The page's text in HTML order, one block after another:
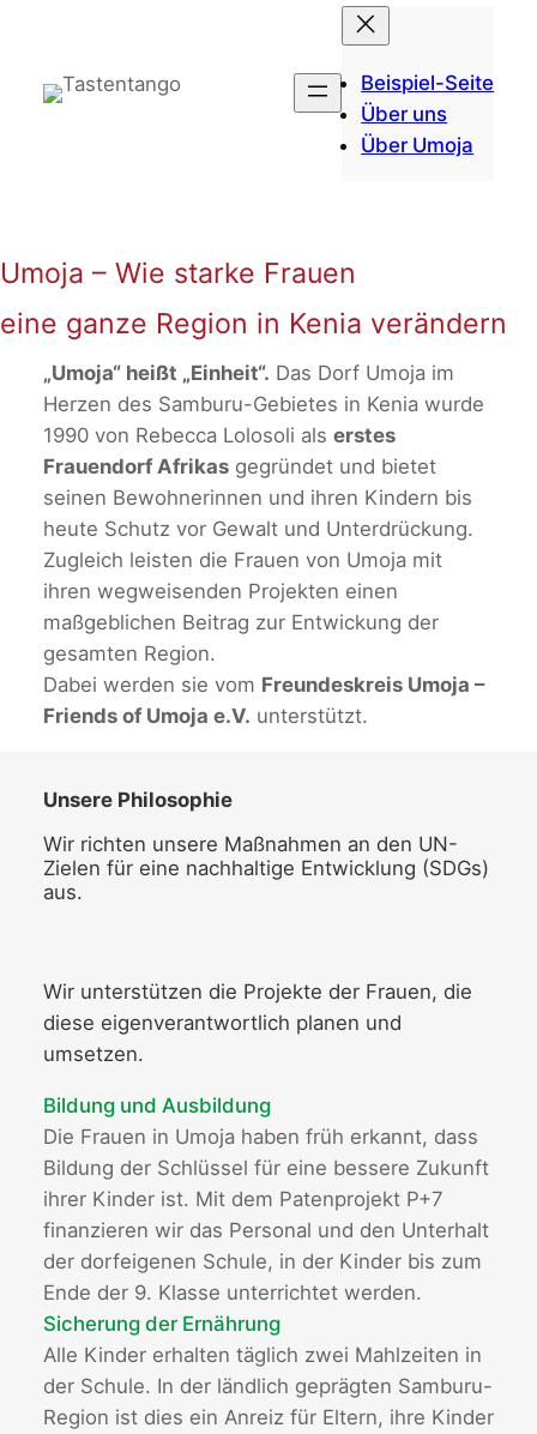
springen
Beispiel-Seite
Über uns
Über Umoja
Umoja – Wie starke Frauen
eine ganze Region in Kenia verändern
„Umoja“ heißt „Einheit“. Das Dorf Umoja im
Herzen des Samburu-Gebietes in Kenia wurde
1990 von Rebecca Lolosoli als erstes
Frauendorf Afrikasgegründet und bietet
seinen Bewohnerinnen und ihren Kindern bis
heute Schutz vor Gewalt und Unterdrückung.
Zugleich leisten die Frauen von Umoja mit
ihren wegweisenden Projekten einen
maßgeblichen Beitrag zur Entwickung der
gesamten Region.
Dabei werden sie vom Freundeskreis Umoja –
Friends of Umoja e.V. unterstützt.
Unsere Philosophie
Wir richten unsere Maßnahmen an den UN-
Zielen für eine nachhaltige Entwicklung (SDGs)
aus.
Wir unterstützen die Projekte der Frauen, die
diese eigenverantwortlich planen und
umsetzen.
Bildung und Ausbildung
Die Frauen in Umoja haben früh erkannt, dass
Bildung der Schlüssel für eine bessere Zukunft
ihrer Kinder ist. Mit dem Patenprojekt P+7
finanzieren wir das Personal und den Unterhalt
der dorfeigenen Schule, in der Kinder bis zum
Ende der 9. Klasse unterrichtet werden.
Sicherung der Ernährung
Alle Kinder erhalten täglich zwei Mahlzeiten in
der Schule. In der ländlich geprägten Samburu-
Region ist dies ein Anreiz für Eltern, ihre Kinder